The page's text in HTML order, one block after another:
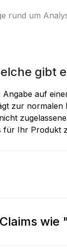
rund um
gibt
auf
zur normalen
Ihr Produkt